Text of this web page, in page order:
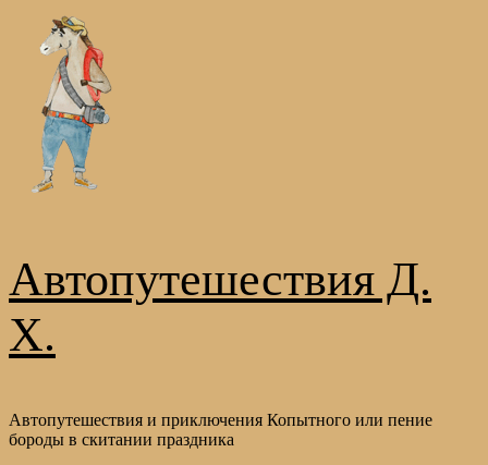
Перейти
содержимому
Автопутешествия Д.
Х.
Автопутешествия и приключения Копытного или пение
бороды в скитании праздника